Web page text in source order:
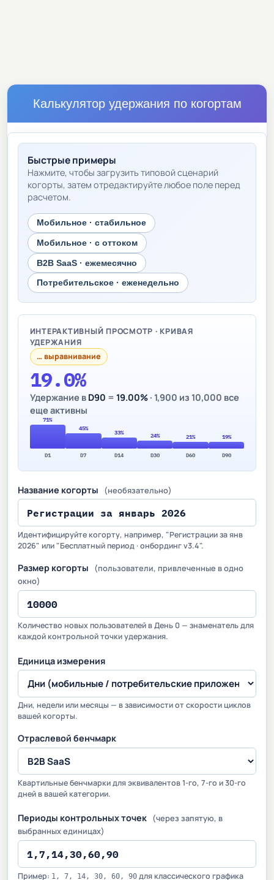
Калькулятор удержания по когортам
Быстрые примеры
Нажмите, чтобы загрузить типовой сценарий
когорты, затем отредактируйте любое поле перед
расчетом.
Мобильное · стабильное
Мобильное · с оттоком
B2B SaaS · ежемесячно
Потребительское · еженедельно
ИНТЕРАКТИВНЫЙ ПРОСМОТР · КРИВАЯ
УДЕРЖАНИЯ
… выравнивание
19.0%
Удержание в D90 = 19.00%· 1,900 из 10,000 все
еще активны
D1 D7 D14 D30 D60 D90
Название когорты (необязательно)
Идентифицируйте когорту, например, "Регистрации за янв
2026" или "Бесплатный период · онбординг v3.4".
Размер когорты
(пользователи, привлеченные в одно
окно)
Количество новых пользователей в День 0 — знаменатель для
каждой контрольной точки удержания.
Единица измерения
Дни, недели или месяцы — в зависимости от скорости циклов
вашей когорты.
Отраслевой бенчмарк
Квартильные бенчмарки для эквивалентов 1-го, 7-го и 30-го
дней в вашей категории.
Периоды контрольных точек (через запятую, в
выбранных единицах)
Пример: 1, 7, 14, 30, 60, 90 для классического графика